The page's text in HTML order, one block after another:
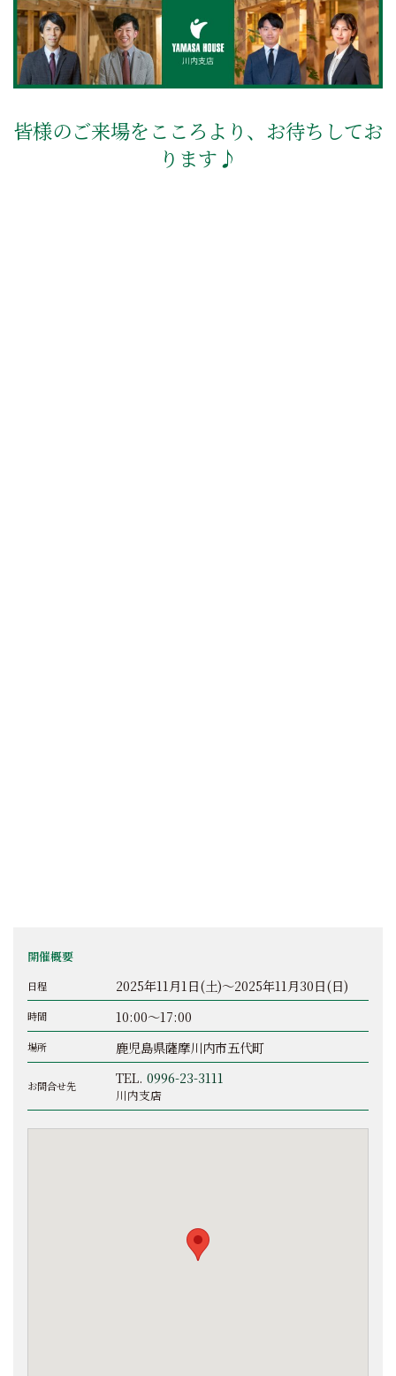
皆様のご来場をこころより、お待ちしてお
ります♪
開催概要
日程 2025年11月1日(土)～2025年11月30日(日)
時間 10:00～17:00
場所 鹿児島県薩摩川内市五代町
お問合せ先 TEL. 0996-23-3111
川内支店